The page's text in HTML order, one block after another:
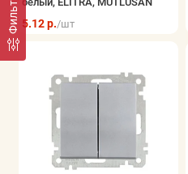
Фильтр 5.12 р./шт